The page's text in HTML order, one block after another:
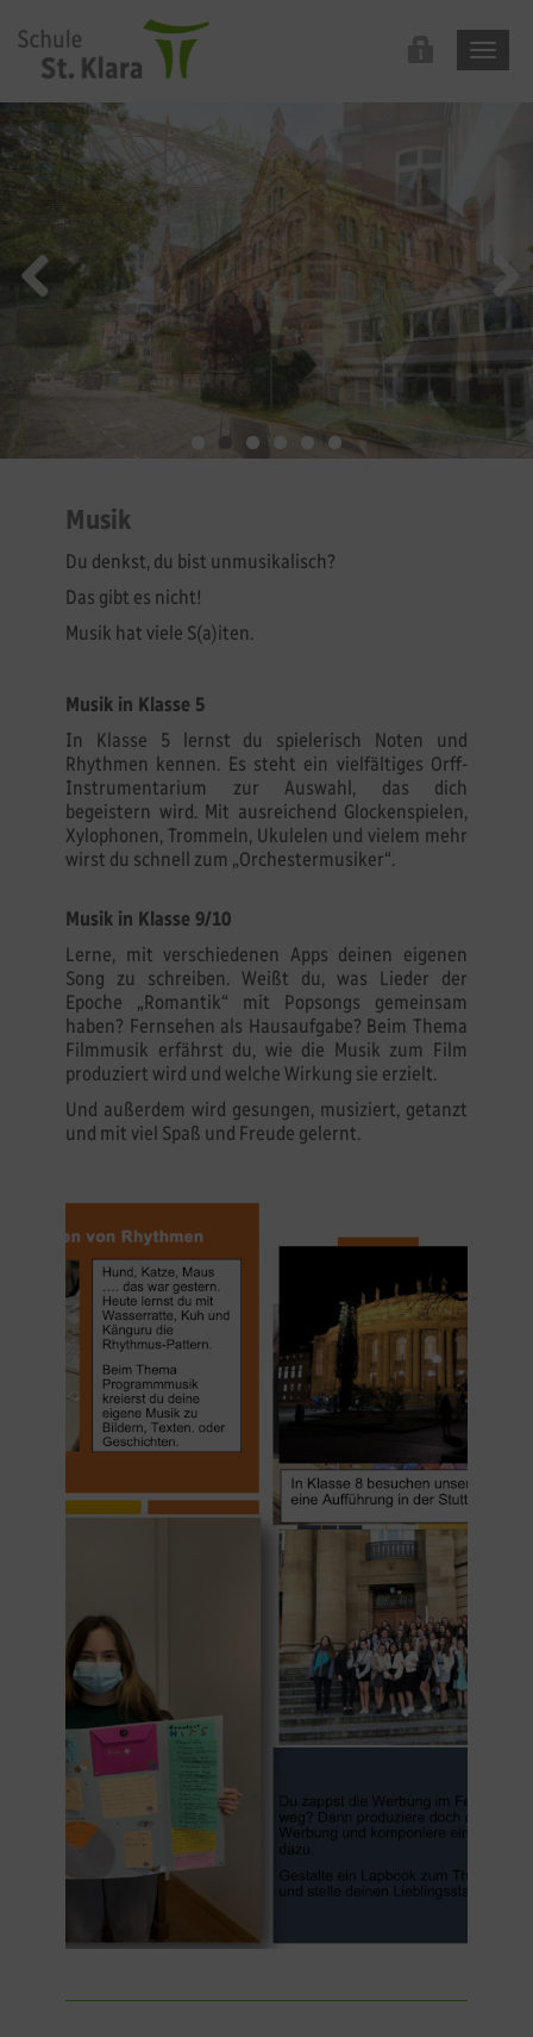
Musik
Du denkst, du bist unmusikalisch?
Das gibt es nicht!
Musik hat viele S(a)iten.
Musik in Klasse 5
In Klasse 5 lernst du spielerisch Noten und
Rhythmen kennen. Es steht ein vielfältiges Orff-
Instrumentarium zur Auswahl, das dich
begeistern wird. Mit ausreichend Glockenspielen,
Xylophonen, Trommeln, Ukulelen und vielem mehr
wirst du schnell zum „Orchestermusiker“.
Musik in Klasse 9/10
Lerne, mit verschiedenen Apps deinen eigenen
Song zu schreiben. Weißt du, was Lieder der
Epoche „Romantik“ mit Popsongs gemeinsam
haben? Fernsehen als Hausaufgabe? Beim Thema
Filmmusik erfährst du, wie die Musik zum Film
produziert wird und welche Wirkung sie erzielt.
Und außerdem wird gesungen, musiziert, getanzt
und mit viel Spaß und Freude gelernt.